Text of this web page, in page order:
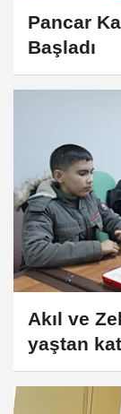
Pancar
Başladı
Akıl ve
yaştan
görüyor